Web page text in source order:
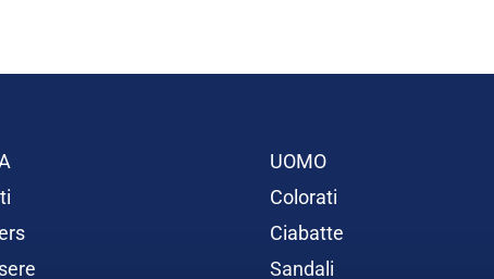
UOMO
Colorati
Ciabatte
Sandali